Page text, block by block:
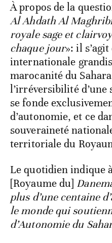
À propos de la
Al Ahdath Al
royale sage et
chaque jour»: il
internationale
marocanité du
l’irréversibilité
se fonde
d’autonomie, et ce
souveraineté
territoriale du
Le quotidien indique
[Royaume du]
plus d’une centaine
le monde qui
d’Autonomie du